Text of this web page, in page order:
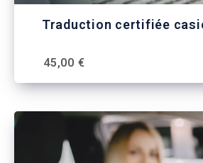
Traduction certifiée
45,00 €